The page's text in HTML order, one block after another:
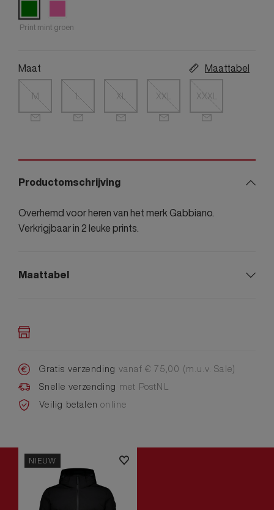
Print mint groen
Maat Maattabel
M L XL XXL XXXL
Productomschrijving
Overhemd voor heren van het merk Gabbiano.
Verkrigjbaar in 2 leuke prints.
Maattabel
Gratis verzending vanaf € 75,00 (m.u.v. Sale)
Snelle verzending met PostNL
Veilig betalenonline
NIEUW